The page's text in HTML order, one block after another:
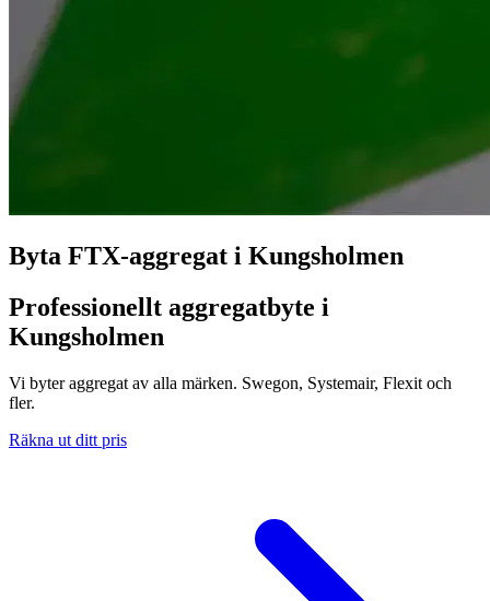
Byta FTX-aggregat i Kungsholmen
Professionellt aggregatbyte i
Kungsholmen
Vi byter aggregat av alla märken. Swegon, Systemair, Flexit och
fler.
Räkna ut ditt pris